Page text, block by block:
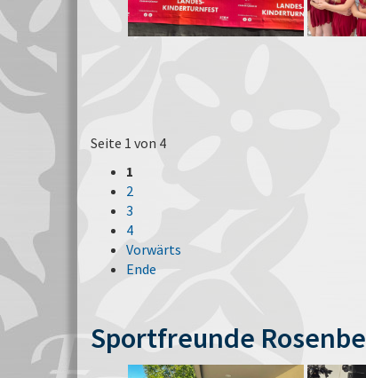
Seite 1 von 4
1
2
3
4
Vorwärts
Ende
Sportfreunde